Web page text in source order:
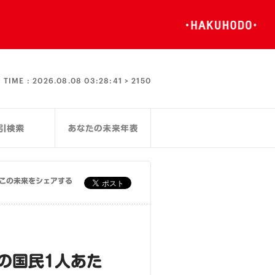
TIME :2026.08.08 03:28:41 > 2150
この未来をシェアする
国民1人あた